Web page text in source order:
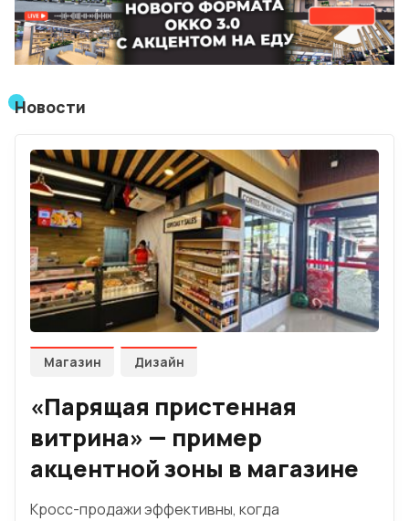
Лучшие АЗС мира
Условия использования материалов
Политика конфиденциальности и cookie
Новости
Магазин Дизайн
«Парящая пристенная
витрина» — пример
акцентной зоны в магазине
Кросс-продажи эффективны, когда